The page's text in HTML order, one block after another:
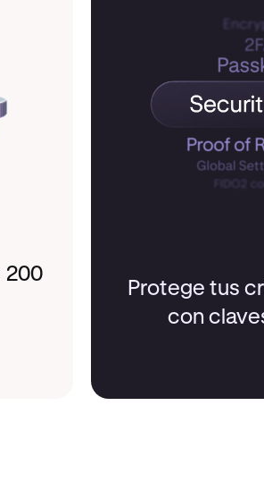
200
Protege tus
con